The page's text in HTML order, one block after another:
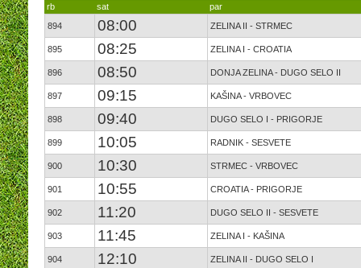
rb sat
par
894
08:00 ZELINA II - STRMEC
895 08:25 ZELINA I - CROATIA
896 08:50 DONJA ZELINA - DUGO SELO II
897 09:15 KAŠINA - VRBOVEC
898 09:40 DUGO SELO I - PRIGORJE
899 10:05 RADNIK - SESVETE
900 10:30 STRMEC - VRBOVEC
901 10:55 CROATIA - PRIGORJE
902 11:20 DUGO SELO II - SESVETE
903 11:45 ZELINA I - KAŠINA
904 12:10 ZELINA II - DUGO SELO I